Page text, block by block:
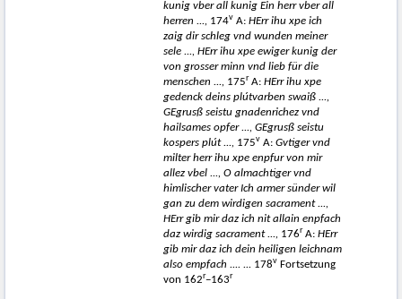
kunig vber all kunig Ein herr vber all
herren ..., 174v A: HErr ihu xpe ich
zaig dir schleg vnd wunden meiner
sele ..., HErr ihu xpe ewiger kunig der
von grosser minn vnd lieb für die
menschen ..., 175r A: HErr ihu xpe
gedenck deins plútvarben swaiß ...,
GEgrusß seistu gnadenrichez vnd
hailsames opfer ..., GEgrusß seistu
kospers plút ..., 175v A: Gvtiger vnd
milter herr ihu xpe enpfur von mir
allez vbel ..., O almachtiger vnd
himlischer vater Ich armer sünder wil
gan zu dem wirdigen sacrament ...,
HErr gib mir daz ich nit allain enpfach
daz wirdig sacrament ..., 176r A: HErr
gib mir daz ich dein heiligen leichnam
also empfach .... ... 178v Fortsetzung
von 162r−163r